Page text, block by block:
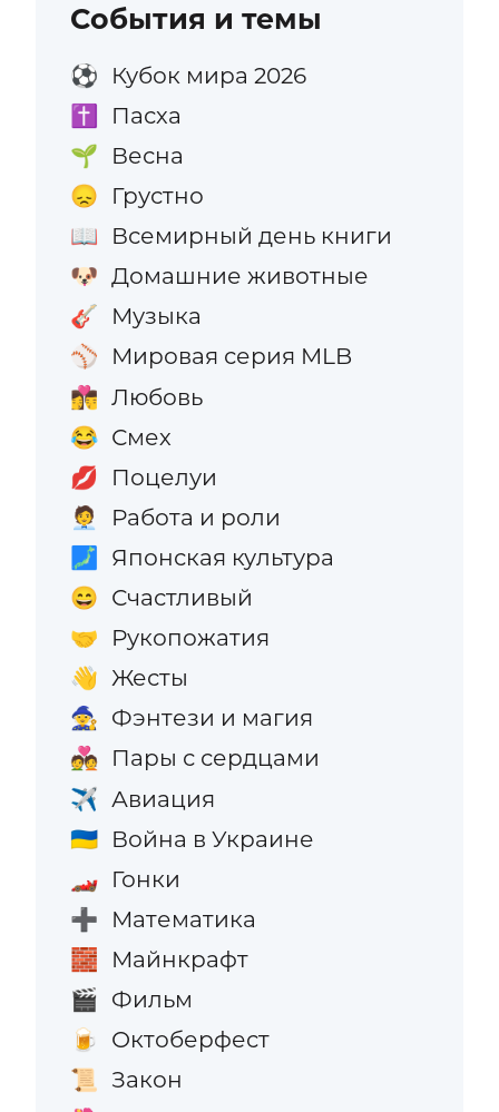
События и темы
⚽ Кубок мира 2026
✝️ Пасха
🌱 Весна
😞 Грустно
📖 Всемирный день книги
🐶 Домашние животные
🎸 Музыка
⚾ Мировая серия MLB
👩‍❤️‍💋‍👨 Любовь
😂 Смех
💋 Поцелуи
🧑‍💼 Работа и роли
🗾 Японская культура
😄 Счастливый
🤝 Рукопожатия
👋 Жесты
🧙 Фэнтези и магия
💑 Пары с сердцами
✈️ Авиация
🇺🇦 Война в Украине
🏎️ Гонки
➕ Математика
🧱 Майнкрафт
🎬 Фильм
🍺 Октоберфест
📜 Закон